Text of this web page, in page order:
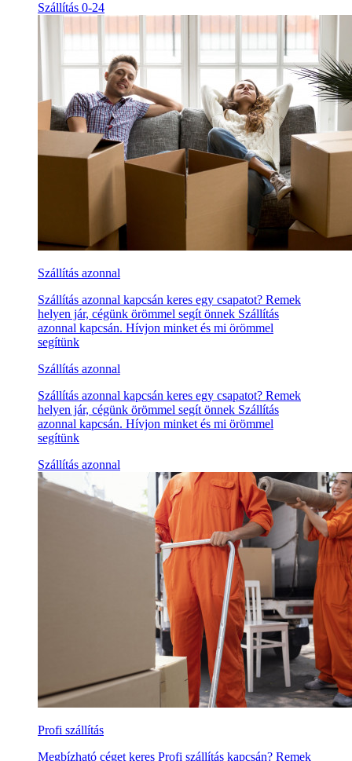
Szállítás 0-24
Szállítás azonnal
Szállítás azonnal kapcsán keres egy csapatot? Remek
helyen jár, cégünk örömmel segít önnek Szállítás
azonnal kapcsán. Hívjon minket és mi örömmel
segítünk
Szállítás azonnal
Szállítás azonnal kapcsán keres egy csapatot? Remek
helyen jár, cégünk örömmel segít önnek Szállítás
azonnal kapcsán. Hívjon minket és mi örömmel
segítünk
Szállítás azonnal
Profi szállítás
Megbízható céget keres Profi szállítás kapcsán? Remek